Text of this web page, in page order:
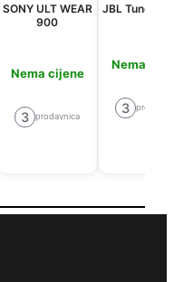
SONY ULT WEAR
900
Nema cijene
3 prodavnica
JBL Tune
Nema
3